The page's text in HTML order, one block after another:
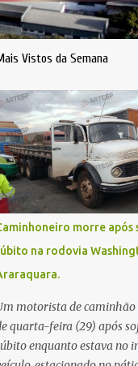
Vistos da Semana
morre após
na rodovia
motorista de
quarta-feira (29) após
enquanto estava no